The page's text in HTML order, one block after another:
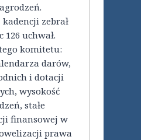
kadencji zebrał
126 uchwał.
komitetu:
darów,
i dotacji
wysokość
stałe
finansowej w
prawa